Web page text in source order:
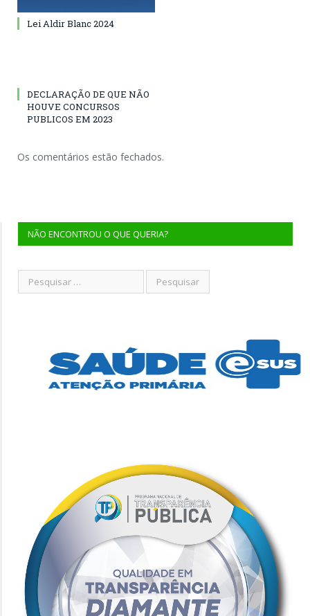
Lei Aldir Blanc 2024
DECLARAÇÃO DE QUE NÃO
HOUVE CONCURSOS
PUBLICOS EM 2023
Os comentários estão fechados.
NÃO ENCONTROU O QUE QUERIA?